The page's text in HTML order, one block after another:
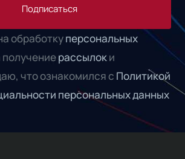
Подписаться
обработкуперсональных
получениерассылоки
что ознакомился с Политикой
персональных данных